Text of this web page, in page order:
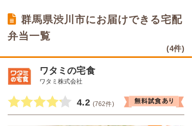
群馬県渋川市にお届けできる宅配
弁当一覧
(4件)
ワタミの宅食
ワタミ株式会社
4.2 (762件)